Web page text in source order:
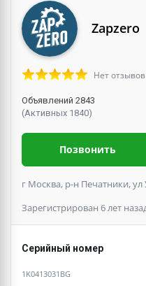
Zapzero
Нет отзывов
Объявлений 2843
(Активных 1840)
Позвонить
г Москва, р-н Печатники, ул
Зарегистрирован 6 лет
Серийный номер
1K0413031BG